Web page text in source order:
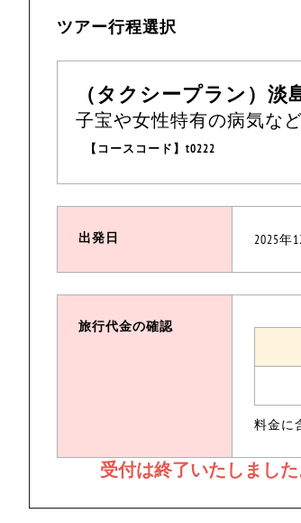
ツアー行程選択
（タクシープラン）
子宝や女性特有の病気な
【コースコード】t0222
出発日 2025年
旅行代金の確認
料金に